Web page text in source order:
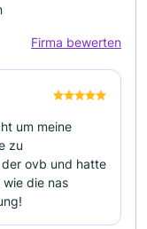
Firma bewerten
um meine
zu
ovb und hatte
die nas